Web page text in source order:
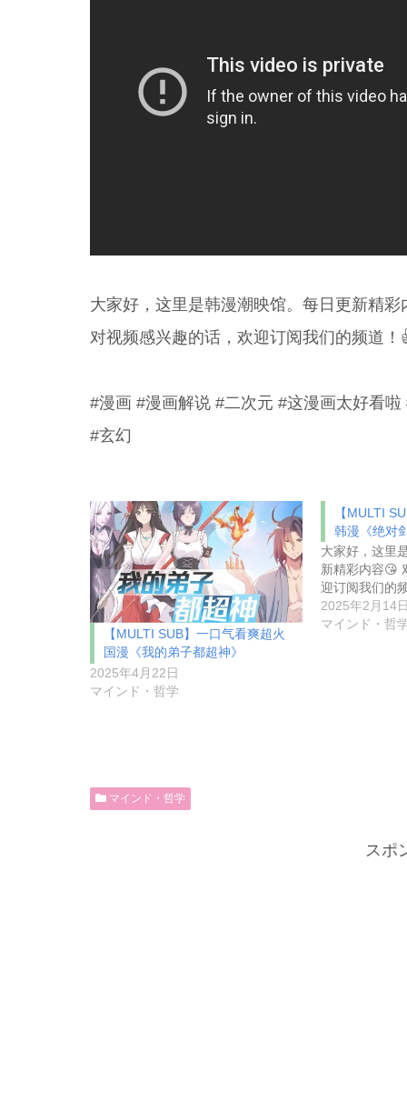
大家好，这里是韩漫潮映馆。每日更新精彩
对视频感兴趣的话，欢迎订阅我们的频道
#漫画 #漫画解说 #二次元 #这漫画太好看
#玄幻
【MULTI SUB】一口气看爽超火
国漫《我的弟子都超神》
2025年4月22日
マインド・哲学
【MULTI
韩漫《绝对
大家好，这里
新精彩内容😘
迎订阅我们的
2025年2月14
マインド・哲
マインド・哲学
スポ